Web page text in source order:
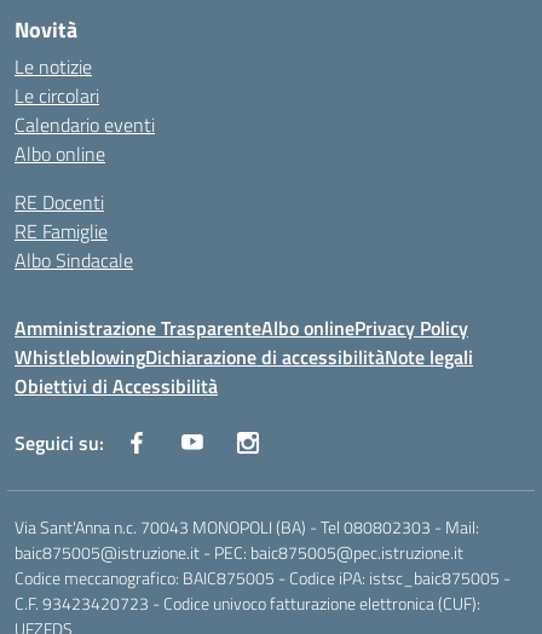
Novità
Le notizie
Le circolari
Calendario eventi
Albo online
RE Docenti
RE Famiglie
Albo Sindacale
Amministrazione TrasparenteAlbo onlinePrivacy Policy
WhistleblowingDichiarazione di accessibilitàNote legali
Obiettivi di Accessibilità
Seguici su:
Via Sant'Anna n.c. 70043 MONOPOLI (BA) - Tel 080802303 - Mail:
baic875005@istruzione.it - PEC: baic875005@pec.istruzione.it
Codice meccanografico: BAIC875005 - Codice iPA: istsc_baic875005 -
C.F. 93423420723 - Codice univoco fatturazione elettronica (CUF):
UFZFDS